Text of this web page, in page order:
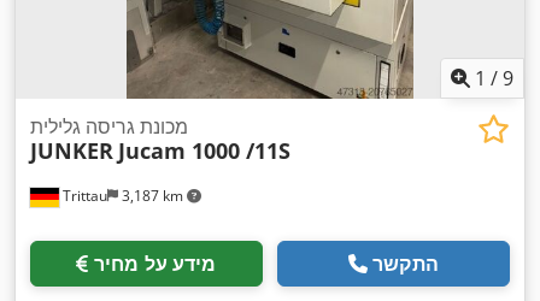
1 /9
Trittau 3,187 km
מכונת גריסה גלילית
JUNKER Jucam 1000 /11S
מידע על מחיר התקשר